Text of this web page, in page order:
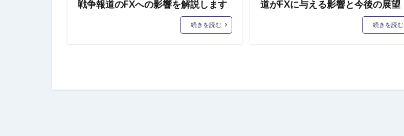
戦争報道のFXへの影響を解説します
続きを読む
道がFXに与える影響と今後の展望
続きを読む